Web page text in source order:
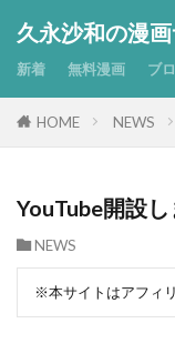
久永沙和の漫画
新着 無料漫画 ブ
HOME NEWS
YouTube開設
NEWS
※本サイトはアフィ